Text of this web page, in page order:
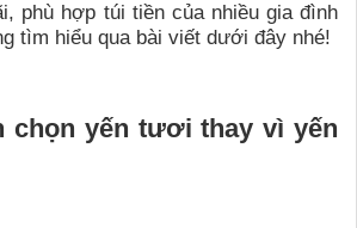
phù hợp túi tiền của nhiều gia đình
tìm hiểu qua bài viết dưới đây nhé!
chọn yến tươi thay vì yến